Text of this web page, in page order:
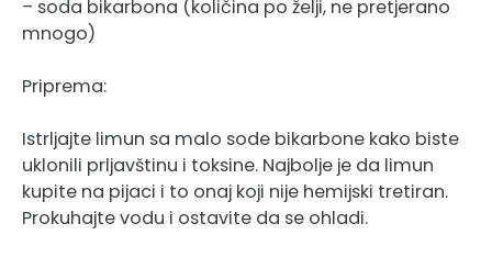
– soda bikarbona (količina po želji, ne pretjerano
mnogo)
Priprema:
Istrljajte limun sa malo sode bikarbone kako biste
uklonili prljavštinu i toksine. Najbolje je da limun
kupite na pijaci i to onaj koji nije hemijski tretiran.
Prokuhajte vodu i ostavite da se ohladi.